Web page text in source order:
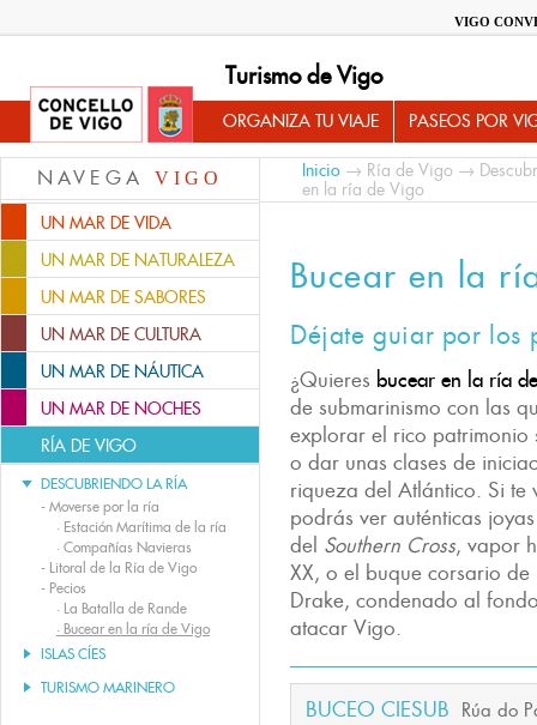
VIGO
Turismo de Vigo
ORGANIZA TU VIAJE PASEOS POR
NAVEGA VIGO
UN MAR DE VIDA
UN MAR DE NATURALEZA
UN MAR DE SABORES
UN MAR DE CULTURA
UN MAR DE NÁUTICA
UN MAR DE NOCHES
RÍA DE VIGO
DESCUBRIENDO LA RÍA
- Moverse por la ría
· Estación Marítima de la ría
· Compañías Navieras
- Litoral de la Ría de Vigo
- Pecios
· La Batalla de Rande
· Bucear en la ría de Vigo
ISLAS CÍES
TURISMO MARINERO
Inicio → Ría de Vigo →
en la ría de Vigo
Bucear en la
Déjate guiar por los
¿Quieres bucear en la ría
de submarinismo con las
explorar el rico
o dar unas clases de
riqueza del Atlántico. Si te
podrás ver auténticas
del Southern Cross, vapor
XX, o el buque corsario
Drake, condenado al
atacar Vigo.
BUCEO CIESUB Rúa do